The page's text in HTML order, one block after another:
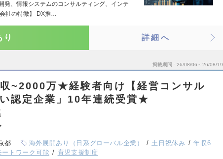
発、情報システムのコンサルティング、インテ
社の特徴】 DX推…
り 詳細へ
掲載期間 26/08/06～26/08/19
~2000万★経験者向け【経営コンサル
認定企業」10年連続受賞★
都 海外展開あり（日系グローバル企業） 土日祝休み
年収6
ートワーク可能 育児支援制度